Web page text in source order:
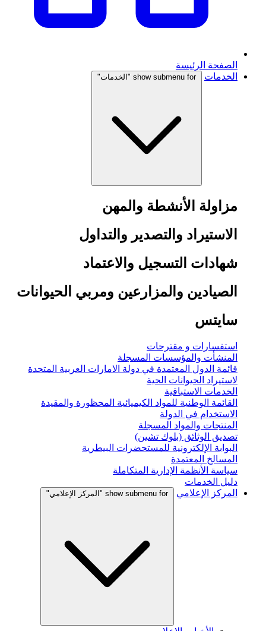
الصفحة الرئيسة
الخدمات
show submenu for "الخدمات"
مزاولة الأنشطة والمهن
الاستيراد والتصدير والتداول
شهادات التسجيل والاعتماد
الصيادين والمزارعين ومربي الحيوانات
سايتس
استفسارات و مقترحات
المنشأت والمؤسسات المسجلة
قائمة الدول المعتمدة في دولة الامارات العربية المتحدة
لاستيراد الحيوانات الحية
الخدمات الاستباقية
القائمة الوطنية للمواد الكيميائية المحظورة والمقيدة
الاستخدام في الدولة
المنتجات والمواد المسجلة
تصديق الوثائق (بلوك تشين)
البوابة الإلكترونية للمستحضرات البيطرية
المسالخ المعتمدة
سياسة الأنظمة الإدارية المتكاملة
دليل الخدمات
المركز الإعلامي
show submenu for "المركز الإعلامي"